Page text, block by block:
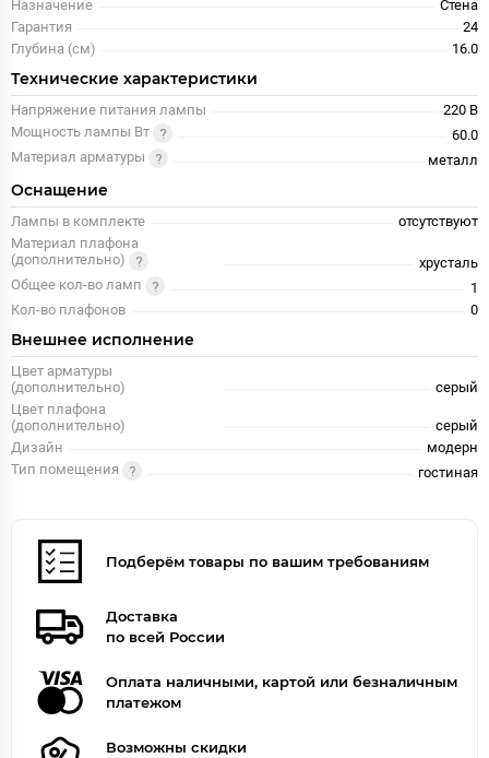
Назначение
Стена
Гарантия
24
Глубина (см)
16.0
Технические характеристики
Напряжение питания лампы
220 В
Мощность лампы Вт
60.0
Материал арматуры
металл
Оснащение
Лампы в комплекте
отсутствуют
Материал плафона
(дополнительно)
хрусталь
Общее кол-во ламп
1
Кол-во плафонов
0
Внешнее исполнение
Цвет арматуры
(дополнительно)
серый
Цвет плафона
(дополнительно)
серый
Дизайн
модерн
Тип помещения
гостиная
Подберём товары по вашим требованиям
Доставка
по всей России
Оплата наличными, картой или безналичным
платежом
Возможны скидки